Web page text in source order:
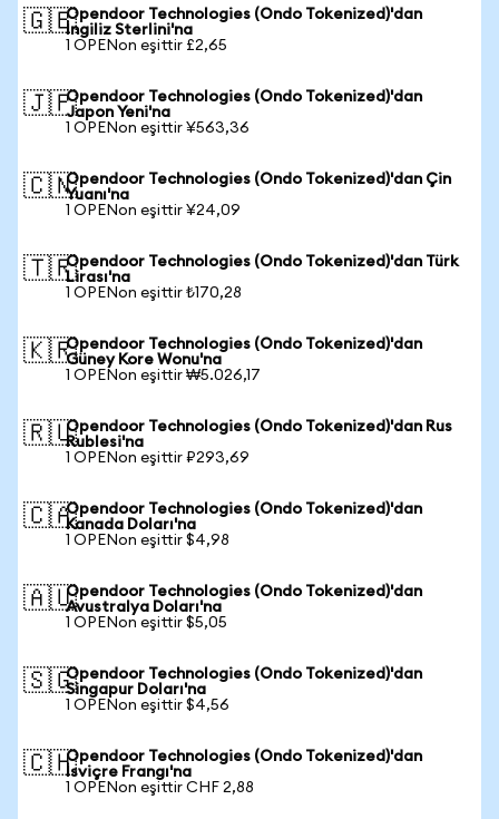
🇬🇧Opendoor Technologies (Ondo Tokenized)'dan
İngiliz Sterlini'na
1 OPENon eşittir £2,65
🇯🇵Opendoor Technologies (Ondo Tokenized)'dan
Japon Yeni'na
1 OPENon eşittir ¥563,36
🇨🇳Opendoor Technologies (Ondo Tokenized)'dan Çin
Yuanı'na
1 OPENon eşittir ¥24,09
🇹🇷Opendoor Technologies (Ondo Tokenized)'dan Türk
Lirası'na
1 OPENon eşittir ₺170,28
🇰🇷Opendoor Technologies (Ondo Tokenized)'dan
Güney Kore Wonu'na
1 OPENon eşittir ₩5.026,17
🇷🇺Opendoor Technologies (Ondo Tokenized)'dan Rus
Rublesi'na
1 OPENon eşittir ₽293,69
🇨🇦Opendoor Technologies (Ondo Tokenized)'dan
Kanada Doları'na
1 OPENon eşittir $4,98
🇦🇺Opendoor Technologies (Ondo Tokenized)'dan
Avustralya Doları'na
1 OPENon eşittir $5,05
🇸🇬Opendoor Technologies (Ondo Tokenized)'dan
Singapur Doları'na
1 OPENon eşittir $4,56
🇨🇭Opendoor Technologies (Ondo Tokenized)'dan
İsviçre Frangı'na
1 OPENon eşittir CHF 2,88